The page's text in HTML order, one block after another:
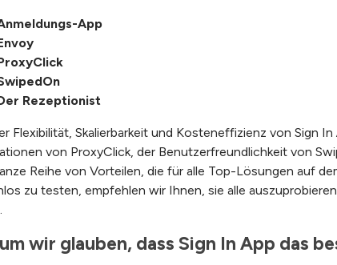
App
Rezeptionist
Flexibilität, Skalierbarkeit und Kosteneffizienz von Sign
von ProxyClick, der Benutzerfreundlichkeit von
Reihe von Vorteilen, die für alle Top-Lösungen auf
zu testen, empfehlen wir Ihnen, sie alle
wir glauben, dass Sign In App das